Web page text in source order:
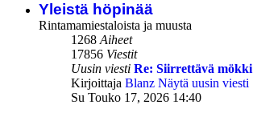
Yleistä höpinää
Rintamamiestaloista ja muusta
1268Aiheet
17856 Viestit
Uusin viesti Re: Siirrettävä mökki
Kirjoittaja Blanz Näytä uusin viesti
Su Touko 17, 2026 14:40